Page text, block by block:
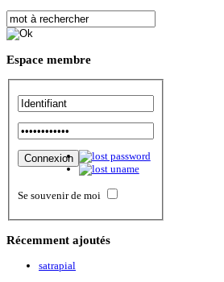
Espace membre
Se souvenir de moi
Récemment ajoutés
satrapial